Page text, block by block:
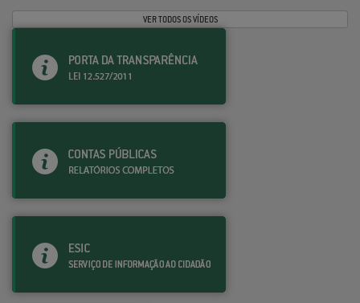
VER TODOS OS VÍDEOS